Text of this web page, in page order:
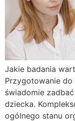
Jakie badania
Przygotowanie
świadomie
dziecka.
ogólnego stanu